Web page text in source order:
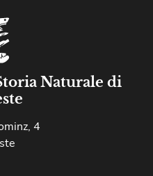
Naturale di
4